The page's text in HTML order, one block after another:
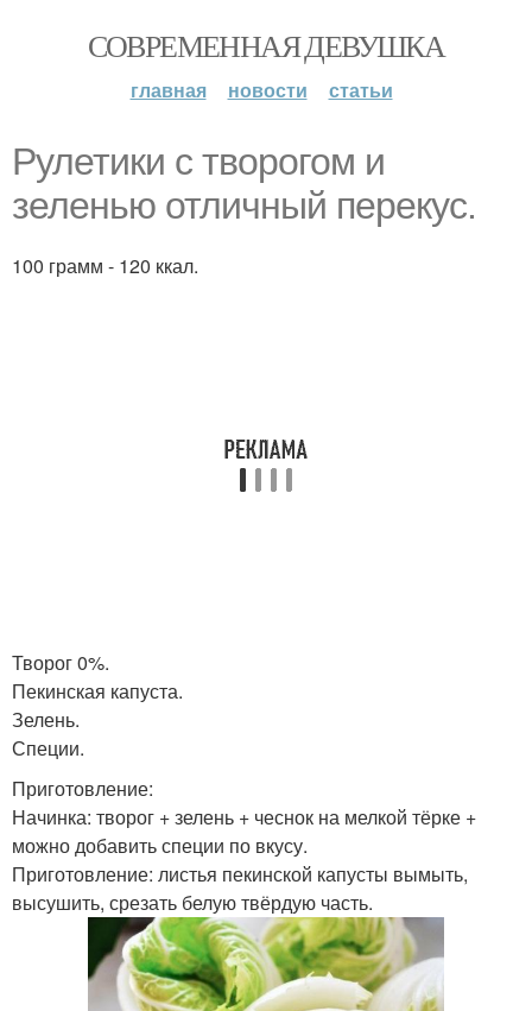
СОВРЕМЕННАЯ ДЕВУШКА
главная новости статьи
Рулетики с творогом и
зеленью отличный перекус.
100 грамм - 120 ккал.
Творог 0%.
Пекинская капуста.
Зелень.
Специи.
Приготовление:
Начинка: творог + зелень + чеснок на мелкой тёрке +
можно добавить специи по вкусу.
Приготовление: листья пекинской капусты вымыть,
высушить, срезать белую твёрдую часть.